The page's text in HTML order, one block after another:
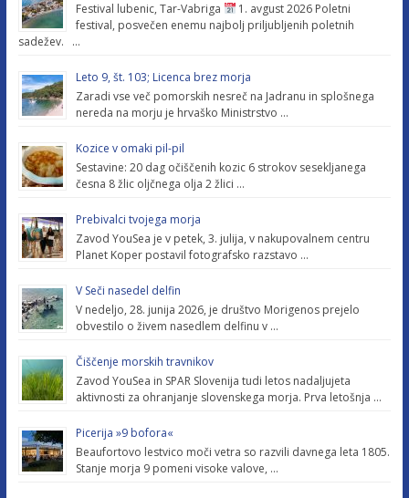
Festival lubenic, Tar-Vabriga
1. avgust 2026 Poletni
festival, posvečen enemu najbolj priljubljenih poletnih
sadežev. …
Leto 9, št. 103; Licenca brez morja
Zaradi vse več pomorskih nesreč na Jadranu in splošnega
nereda na morju je hrvaško Ministrstvo …
Kozice v omaki pil-pil
Sestavine: 20 dag očiščenih kozic 6 strokov sesekljanega
česna 8 žlic oljčnega olja 2 žlici …
Prebivalci tvojega morja
Zavod YouSea je v petek, 3. julija, v nakupovalnem centru
Planet Koper postavil fotografsko razstavo …
V Seči nasedel delfin
V nedeljo, 28. junija 2026, je društvo Morigenos prejelo
obvestilo o živem nasedlem delfinu v …
Čiščenje morskih travnikov
Zavod YouSea in SPAR Slovenija tudi letos nadaljujeta
aktivnosti za ohranjanje slovenskega morja. Prva letošnja …
Picerija »9 bofora«
Beaufortovo lestvico moči vetra so razvili davnega leta 1805.
Stanje morja 9 pomeni visoke valove, …